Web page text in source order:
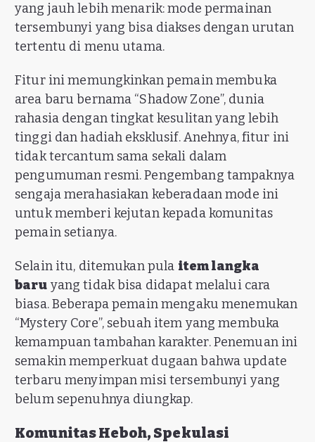
yang jauh lebih menarik: mode permainan
tersembunyi yang bisa diakses dengan urutan
tertentu di menu utama.
Fitur ini memungkinkan pemain membuka
area baru bernama “Shadow Zone”, dunia
rahasia dengan tingkat kesulitan yang lebih
tinggi dan hadiah eksklusif. Anehnya, fitur ini
tidak tercantum sama sekali dalam
pengumuman resmi. Pengembang tampaknya
sengaja merahasiakan keberadaan mode ini
untuk memberi kejutan kepada komunitas
pemain setianya.
Selain itu, ditemukan pula item langka
baru yang tidak bisa didapat melalui cara
biasa. Beberapa pemain mengaku menemukan
“Mystery Core”, sebuah item yang membuka
kemampuan tambahan karakter. Penemuan ini
semakin memperkuat dugaan bahwa update
terbaru menyimpan misi tersembunyi yang
belum sepenuhnya diungkap.
Komunitas Heboh, Spekulasi